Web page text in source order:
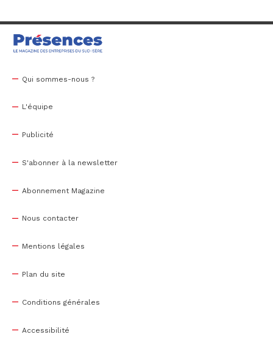
Qui sommes-nous ?
L'équipe
Publicité
S'abonner à la newsletter
Abonnement Magazine
Nous contacter
Mentions légales
Plan du site
Conditions générales
Accessibilité